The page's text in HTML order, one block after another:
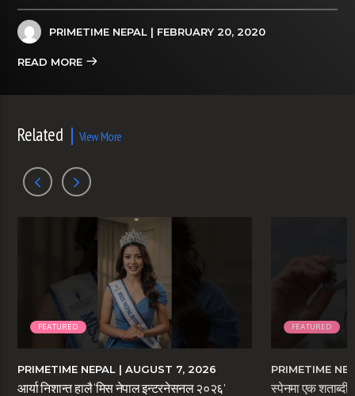
PRIMETIME NEPAL | FEBRUARY 20, 2020
READ MORE
Related View More
FEATURED
PRIMETIME NEPAL | AUGUST 7, 2026
आर्या निशान्त हालै ‘मिस नेपाल इन्टरनेसनल २०२६’
FEATURED
PRIMETIME
स्पेनमा एक